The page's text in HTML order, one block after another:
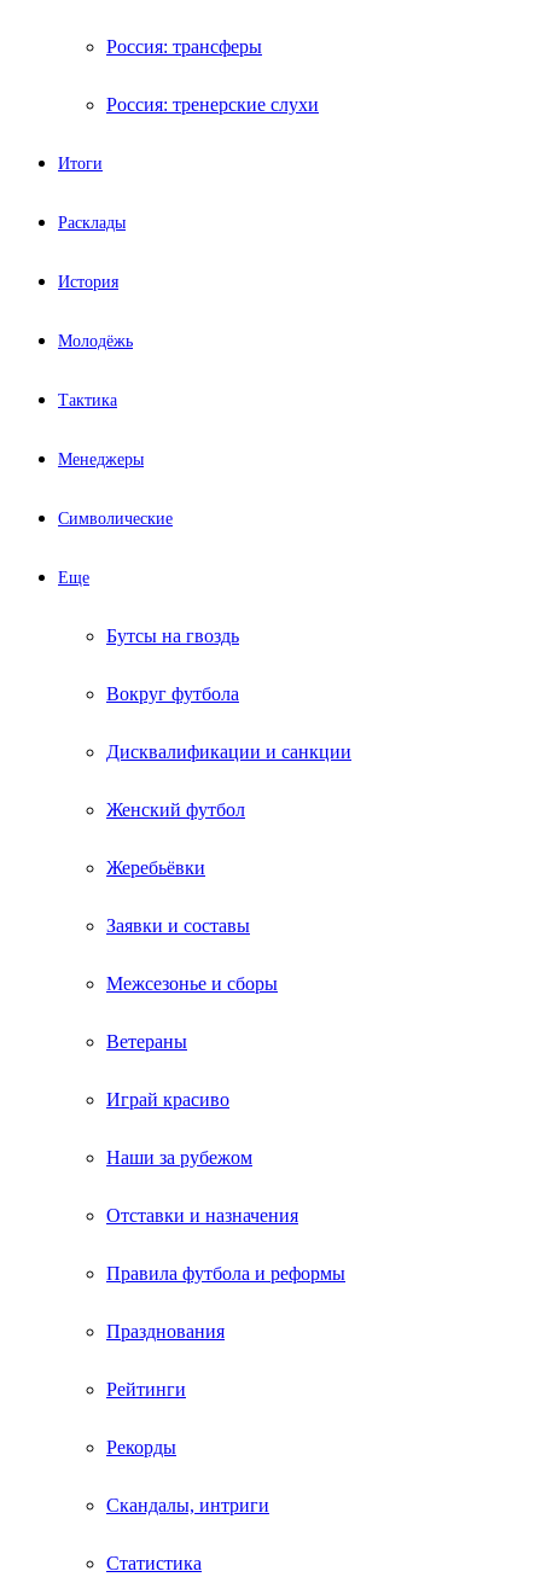
Россия: трансферы
Россия: тренерские слухи
Итоги
Расклады
История
Молодёжь
Тактика
Менеджеры
Символические
Еще
Бутсы на гвоздь
Вокруг футбола
Дисквалификации и санкции
Женский футбол
Жеребьёвки
Заявки и составы
Межсезонье и сборы
Ветераны
Играй красиво
Наши за рубежом
Отставки и назначения
Правила футбола и реформы
Празднования
Рейтинги
Рекорды
Скандалы, интриги
Статистика